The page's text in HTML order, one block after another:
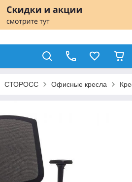
СТОРОСС Офисные кресла